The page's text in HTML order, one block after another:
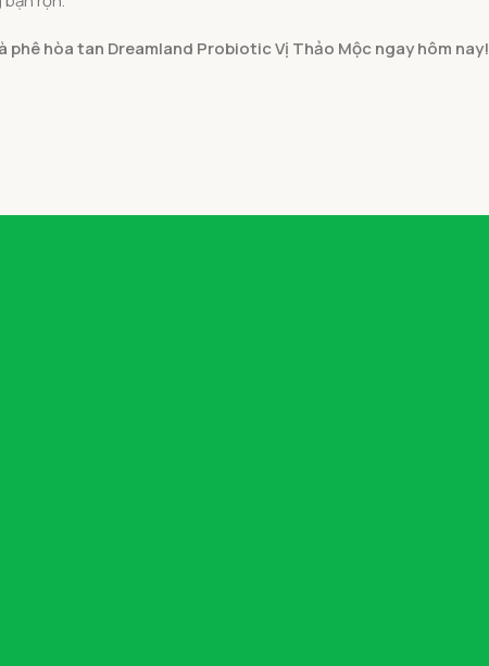
hòa tan Dreamland Probiotic Vị Thảo Mộc ngay hôm nay!